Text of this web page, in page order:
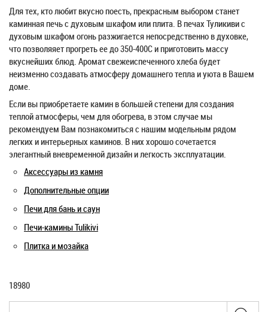
Для тех, кто любит вкусно поесть, прекрасным выбором станет
каминная печь с духовым шкафом или плита. В печах Туликиви с
духовым шкафом огонь разжигается непосредственно в духовке,
что позволяяет прогреть ее до 350-400С и приготовить массу
вкуснейших блюд. Аромат свежеиспеченного хлеба будет
неизменно создавать атмосферу домашнего тепла и уюта в Вашем
доме.
Если вы приобретаете камин в большей степени для создания
теплой атмосферы, чем для обогрева, в этом случае мы
рекомендуем Вам познакомиться с нашим модельным рядом
легких и интерьерных каминов. В них хорошо сочетается
элегантный вневременной дизайн и легкость эксплуатации.
Аксессуары из камня
Дополнительные опции
Печи для бань и саун
Печи-камины Tulikivi
Плитка и мозайка
18980